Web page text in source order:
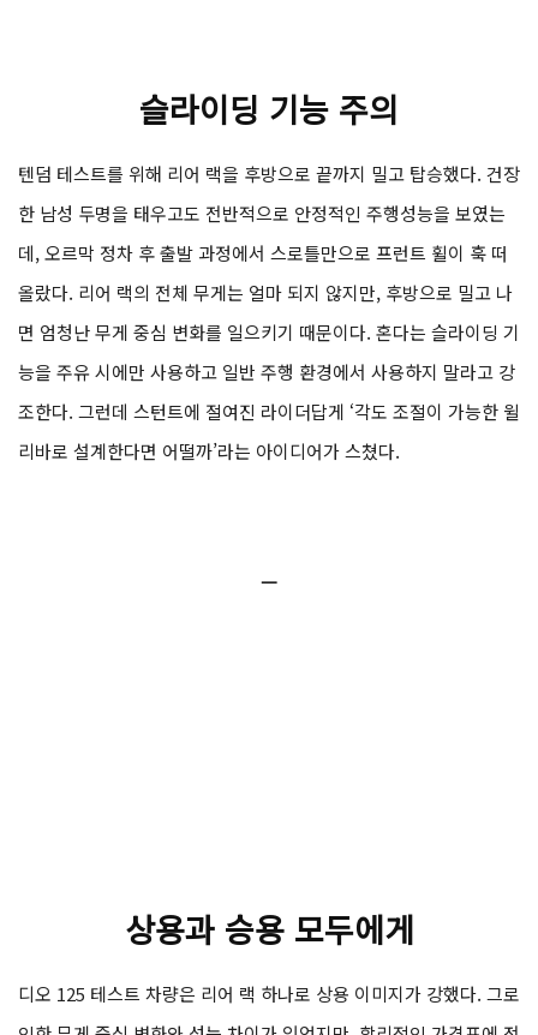
슬라이딩 기능 주의
텐덤 테스트를 위해 리어 랙을 후방으로 끝까지 밀고 탑승했다. 건장
한 남성 두명을 태우고도 전반적으로 안정적인 주행성능을 보였는
데, 오르막 정차 후 출발 과정에서 스로틀만으로 프런트 휠이 훅 떠
올랐다. 리어 랙의 전체 무게는 얼마 되지 않지만, 후방으로 밀고 나
면 엄청난 무게 중심 변화를 일으키기 때문이다. 혼다는 슬라이딩 기
능을 주유 시에만 사용하고 일반 주행 환경에서 사용하지 말라고 강
조한다. 그런데 스턴트에 절여진 라이더답게 ‘각도 조절이 가능한 윌
리바로 설계한다면 어떨까’라는 아이디어가 스쳤다.
ㅡ
상용과 승용 모두에게
디오 125 테스트 차량은 리어 랙 하나로 상용 이미지가 강했다. 그로